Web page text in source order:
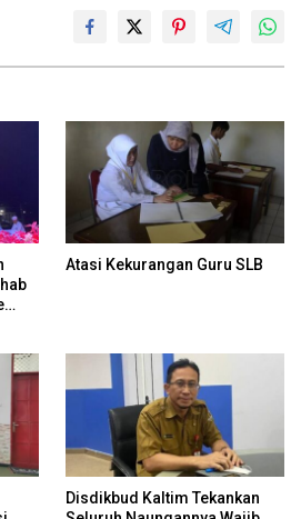
Atasi Kekurangan Guru SLB
Disdikbud Kaltim Tekankan